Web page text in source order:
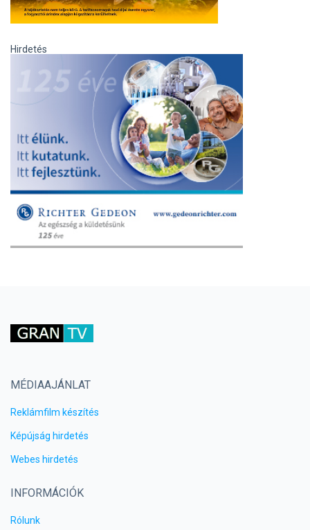
Hirdetés
MÉDIAAJÁNLAT
Reklámfilm készítés
Képújság hirdetés
Webes hirdetés
INFORMÁCIÓK
Rólunk